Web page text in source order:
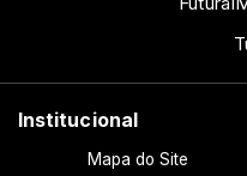
Institucional
Mapa do Site